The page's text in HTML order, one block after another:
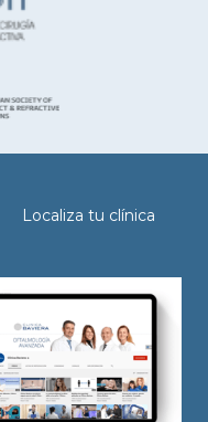
Localiza tu clínica